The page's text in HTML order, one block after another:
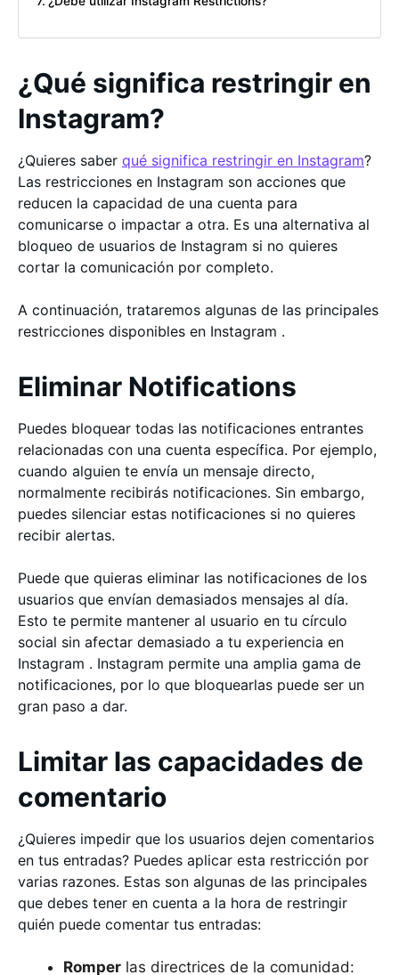
¿Qué significa restringir en
Instagram?
¿Quieres saber qué significa restringir en Instagram?
Las restricciones en Instagram son acciones que
reducen la capacidad de una cuenta para
comunicarse o impactar a otra. Es una alternativa al
bloqueo de usuarios de Instagram si no quieres
cortar la comunicación por completo.
A continuación, trataremos algunas de las principales
restricciones disponibles en Instagram .
Eliminar Notifications
Puedes bloquear todas las notificaciones entrantes
relacionadas con una cuenta específica. Por ejemplo,
cuando alguien te envía un mensaje directo,
normalmente recibirás notificaciones. Sin embargo,
puedes silenciar estas notificaciones si no quieres
recibir alertas.
Puede que quieras eliminar las notificaciones de los
usuarios que envían demasiados mensajes al día.
Esto te permite mantener al usuario en tu círculo
social sin afectar demasiado a tu experiencia en
Instagram . Instagram permite una amplia gama de
notificaciones, por lo que bloquearlas puede ser un
gran paso a dar.
Limitar las capacidades de
comentario
¿Quieres impedir que los usuarios dejen comentarios
en tus entradas? Puedes aplicar esta restricción por
varias razones. Estas son algunas de las principales
que debes tener en cuenta a la hora de restringir
quién puede comentar tus entradas:
Romper las directrices de la comunidad: